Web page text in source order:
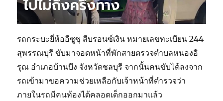
รถกระบะยี่ห้ออีซูซุ สีบรอนซ์เงิน หมายเลขทะเบียน 244
สุพรรณบุรี ขับมาจอดหน้าที่พักสายตรวจตำบลหนองอิ
รุณ อำเภอบ้านบึง จังหวัดชลบุรี จากนั้นคนขับได้ลงจาก
รถเข้ามาขอความช่วยเหลือกับเจ้าหน้าที่ตำรวจว่า
ภายในรถมีคนท้องได้คลอดเด็กออกมาแล้ว